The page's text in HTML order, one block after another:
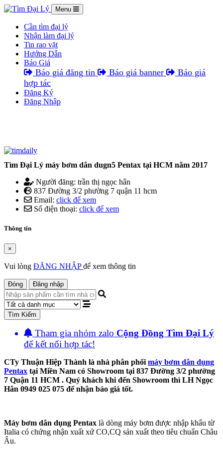
Menu
Cần tìm đại lý
Nhận làm đại lý
Tin rao vặt
Hướng Dẫn
Báo Giá
Báo giá đăng tin Báo giá banner
Báo giá
hợp tác
Đăng Ký
Đăng Nhập
Tìm Đại Lý máy bơm dân dugn5 Pentax tại HCM năm 2017
Người đăng: trần thị ngọc hân
837 Đường 3/2 phường 7 quận 11 hcm
Email: click để xem
Số điện thoại: click để xem
Thông tin
×
Vui lòng ĐĂNG NHẬPđể xem thông tin
Đóng Đăng nhập
Tìm Kiếm
Tham gia nhóm zalo Cộng Đồng Tìm Đại Lý
để kết nối hợp tác!
CTy Thuận Hiệp Thành là nhà phân phối máy bơm dân dụng
Pentax tại Miền Nam có Showroom tại 837 Đường 3/2 phường
7 Quận 11 HCM . Quý khách khi đến Showroom thì LH Ngọc
Hân 0949 025 075 để nhận báo giá tốt.
Máy bơm dân dụng Pentax là dòng máy bơm được nhập khẩu từ
Italia có chứng nhận xuất xứ CO,CQ sản xuất theo tiêu chuẩn Châu
Âu.